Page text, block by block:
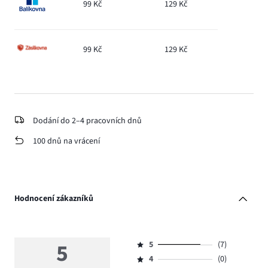
99 Kč 129 Kč
99 Kč 129 Kč
Dodání do 2–4 pracovních dnů
100 dnů na vrácení
Hodnocení zákazníků
5
Hodnocení
5,
5
(7)
Hodnocení
4
(0)